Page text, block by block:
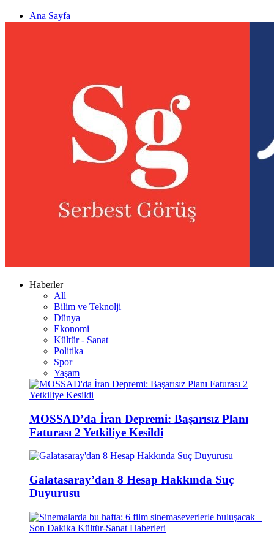
Ana Sayfa
Haberler
All
Bilim ve Teknolji
Dünya
Ekonomi
Kültür - Sanat
Politika
Spor
Yaşam
MOSSAD’da İran Depremi: Başarısız Planı
Faturası 2 Yetkiliye Kesildi
Galatasaray’dan 8 Hesap Hakkında Suç
Duyurusu